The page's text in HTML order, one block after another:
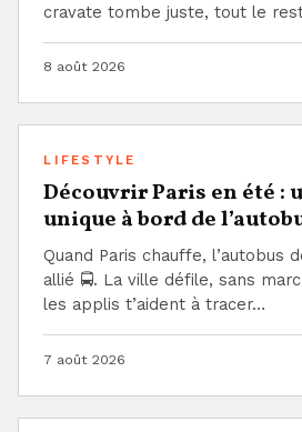
cravate tombe juste, tout le
8 août 2026
LIFESTYLE
Découvrir Paris en été :
unique à bord de
Quand Paris chauffe, l’autobus
allié 🚍. La ville défile, sans
les applis t’aident à tracer…
7 août 2026